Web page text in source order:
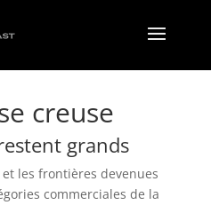
creuse
grands
les frontières devenues
commerciales de la